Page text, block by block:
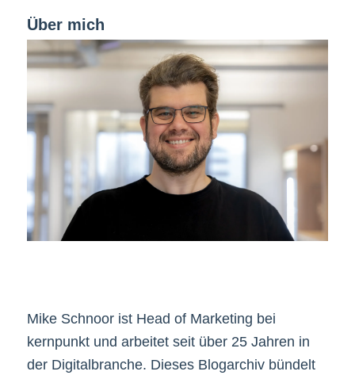
Über mich
Mike Schnoor ist Head of Marketing bei
kernpunkt und arbeitet seit über 25 Jahren in
der Digitalbranche. Dieses Blogarchiv bündelt